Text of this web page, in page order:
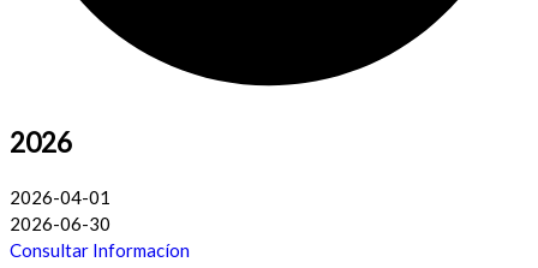
2026
2026-04-01
2026-06-30
Consultar Informacíon